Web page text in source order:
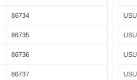
86734
86735
86736
86737
USU
USU
USU
USU